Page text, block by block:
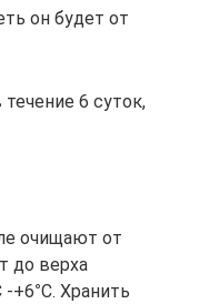
он будет от
6 суток,
очищают от
до верха
-+6°С. Хранить